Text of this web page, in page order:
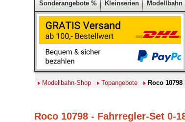
Sonderangebote % Kleinserien Modellbahn
Modellbahn-Shop Topangebote Roco
Roco 10798 - Fahrregler-Set 0-